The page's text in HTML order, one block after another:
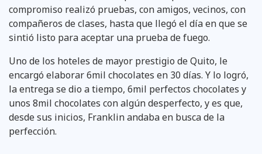
compromiso realizó pruebas, con amigos, vecinos, con
compañeros de clases, hasta que llegó el día en que se
sintió listo para aceptar una prueba de fuego.
Uno de los hoteles de mayor prestigio de Quito, le
encargó elaborar 6mil chocolates en 30 días. Y lo logró,
la entrega se dio a tiempo, 6mil perfectos chocolates y
unos 8mil chocolates con algún desperfecto, y es que,
desde sus inicios, Franklin andaba en busca de la
perfección.